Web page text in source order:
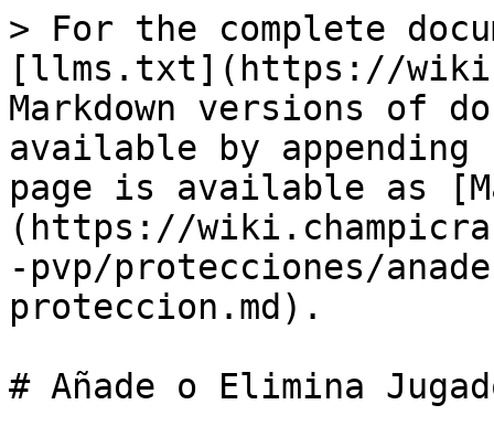
> For the complete
[llms.txt](https://
Markdown versions of
available by
page is available as
(https://
-pvp/protecciones/
proteccion.md).
# Añade o Elimina